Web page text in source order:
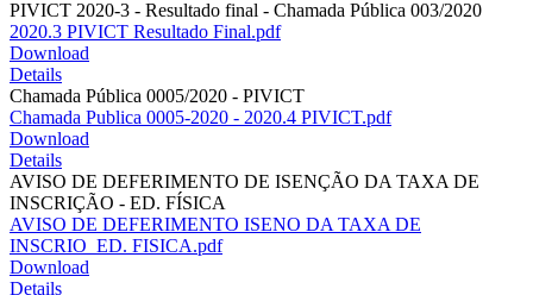
PIVICT 2020-3 - Resultado final - Chamada Pública 003/2020
2020.3 PIVICT Resultado Final.pdf
Download
Details
Chamada Pública 0005/2020 - PIVICT
Chamada Publica 0005-2020 - 2020.4 PIVICT.pdf
Download
Details
AVISO DE DEFERIMENTO DE ISENÇÃO DA TAXA DE
INSCRIÇÃO - ED. FÍSICA
AVISO DE DEFERIMENTO ISENO DA TAXA DE
INSCRIO_ED. FISICA.pdf
Download
Details